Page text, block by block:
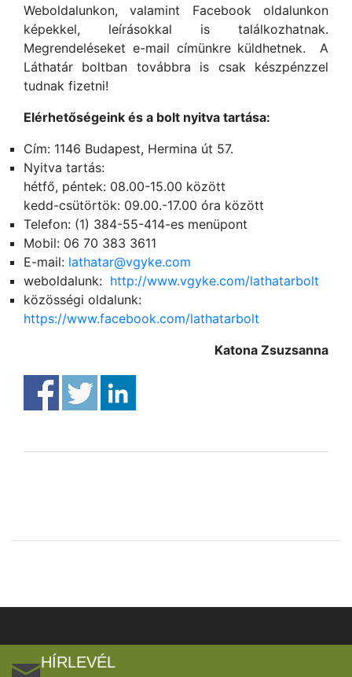
Weboldalunkon, valamint Facebook oldalunkon
képekkel, leírásokkal is találkozhatnak.
Megrendeléseket e-mail címünkre küldhetnek. A
Láthatár boltban továbbra is csak készpénzzel
tudnak fizetni!
Elérhetőségeink és a bolt nyitva tartása:
Cím: 1146 Budapest, Hermina út 57.
Nyitva tartás:
hétfő, péntek: 08.00-15.00 között
kedd-csütörtök: 09.00.-17.00 óra között
Telefon: (1) 384-55-414-es menüpont
Mobil: 06 70 383 3611
E-mail: lathatar@vgyke.com
weboldalunk: http://www.vgyke.com/lathatarbolt
közösségi oldalunk:
https://www.facebook.com/lathatarbolt
Katona Zsuzsanna
HÍRLEVÉL